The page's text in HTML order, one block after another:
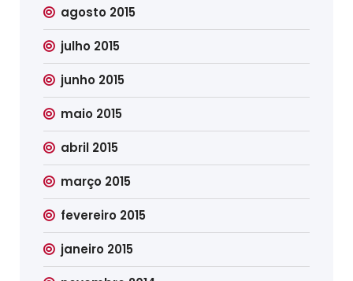
agosto 2015
julho 2015
junho 2015
maio 2015
abril 2015
março 2015
fevereiro 2015
janeiro 2015